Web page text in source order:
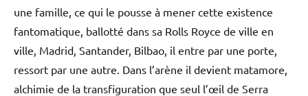
une famille, ce qui le pousse à mener cette existence
fantomatique, ballotté dans sa Rolls Royce de ville en
ville, Madrid, Santander, Bilbao, il entre par une porte,
ressort par une autre. Dans l’arène il devient matamore,
alchimie de la transfiguration que seul l’œil de Serra